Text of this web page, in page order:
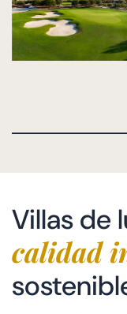
Villas de
calidad